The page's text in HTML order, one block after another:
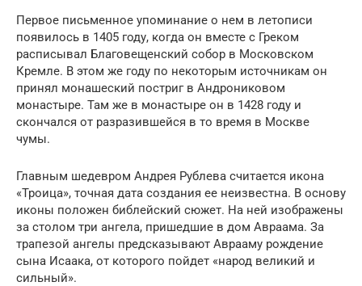
Первое письменное упоминание о нем в летописи
появилось в 1405 году, когда он вместе с Греком
расписывал Благовещенский собор в Московском
Кремле. В этом же году по некоторым источникам он
принял монашеский постриг в Андрониковом
монастыре. Там же в монастыре он в 1428 году и
скончался от разразившейся в то время в Москве
чумы.
Главным шедевром Андрея Рублева считается икона
«Троица», точная дата создания ее неизвестна. В основу
иконы положен библейский сюжет. На ней изображены
за столом три ангела, пришедшие в дом Авраама. За
трапезой ангелы предсказывают Аврааму рождение
сына Исаака, от которого пойдет «народ великий и
сильный».